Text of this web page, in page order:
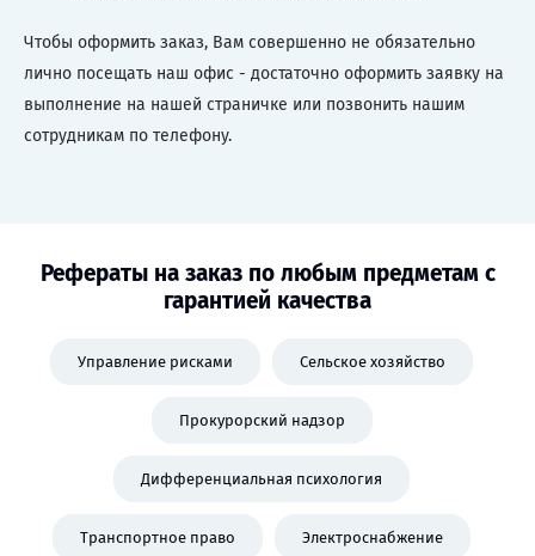
Чтобы оформить заказ, Вам совершенно не обязательно
лично посещать наш офис - достаточно оформить заявку на
выполнение на нашей страничке или позвонить нашим
сотрудникам по телефону.
Рефераты на заказ по любым предметам с
гарантией качества
Управление рисками Сельское хозяйство
Прокурорский надзор
Дифференциальная психология
Транспортное право Электроснабжение